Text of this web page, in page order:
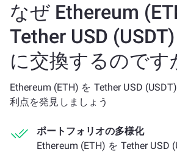
なぜ Ethereum
Tether USD
に交換するのです
Ethereum (ETH) を Tether USD
利点を発見しましょう
ポートフォリオの多様化
Ethereum (ETH) を Tether USD